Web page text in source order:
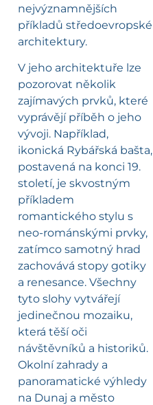
nejvýznamnějších
příkladů středoevropské
architektury.
V jeho architektuře lze
pozorovat několik
zajímavých prvků, které
vyprávějí příběh o jeho
vývoji. Například,
ikonická Rybářská bašta,
postavená na konci 19.
století, je skvostným
příkladem
romantického stylu s
neo-románskými prvky,
zatímco samotný hrad
zachovává stopy gotiky
a renesance. Všechny
tyto slohy vytvářejí
jedinečnou mozaiku,
která těší oči
návštěvníků a historiků.
Okolní zahrady a
panoramatické výhledy
na Dunaj a město